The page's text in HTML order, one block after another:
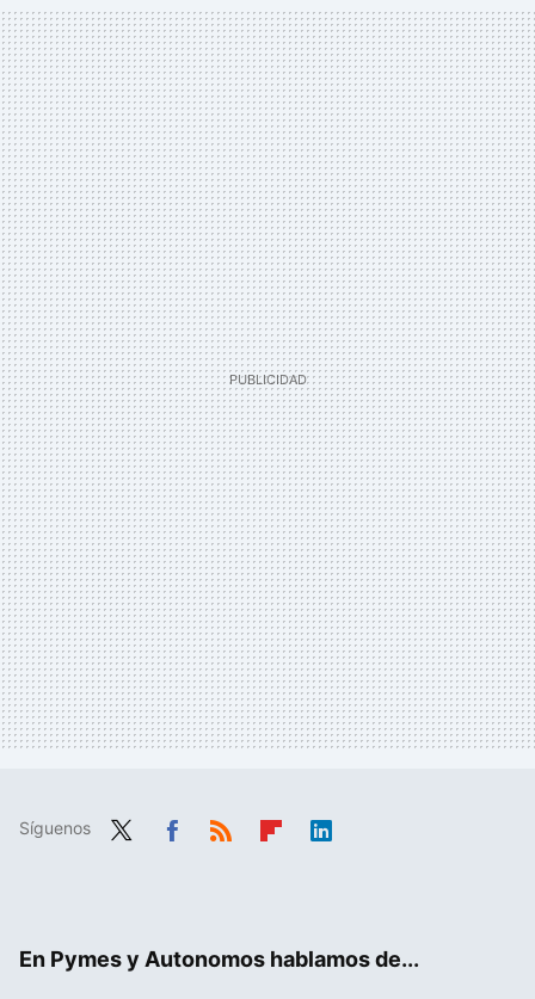
Síguenos
En Pymes y Autonomos hablamos de...